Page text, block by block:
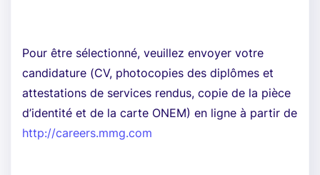
Pour être sélectionné, veuillez envoyer votre
candidature (CV, photocopies des diplômes et
attestations de services rendus, copie de la pièce
d’identité et de la carte ONEM) en ligne à partir de
http://careers.mmg.com